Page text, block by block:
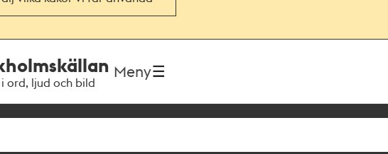
ord, ljud och bild
Meny